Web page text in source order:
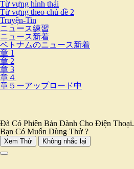
Từ vựng hình thái
Từ vựng theo chủ đề 2
Truyện-Tin
ニュース練習
ニュース新着
ベトナムのニュース新着
章 1
章 2
章 3
章４
章５ーアップロード中
Đã Có Phiên Bản Dành Cho Điện Thoại.
Bạn Có Muốn Dùng Thử ?
Xem Thử Không nhắc lại